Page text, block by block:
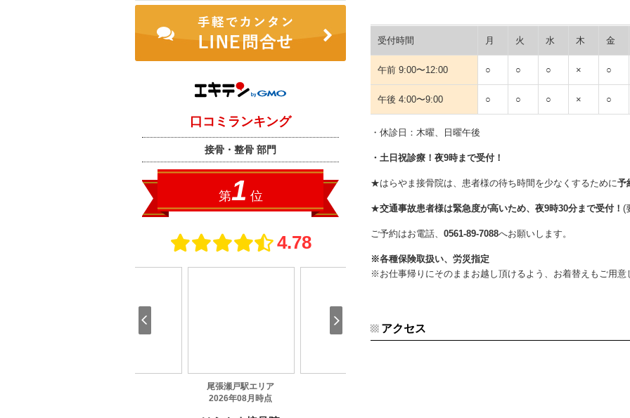
受付時間 月 火 水 木 金
午前 9:00〜12:00 ○ ○ ○ × ○
午後 4:00〜9:00 ○ ○ ○ × ○
・休診日：木曜、日曜午後
・土日祝診療！夜9時まで受付！
★はらやま接骨院は、患者様の待ち時間を少なくするために予
★交通事故患者様は緊急度が高いため、夜9時30分まで受付！ (
ご予約はお電話、 0561-89-7088へお願いします。
※各種保険取扱い、労災指定
※お仕事帰りにそのままお越し頂けるよう、お着替えもご用意
アクセス